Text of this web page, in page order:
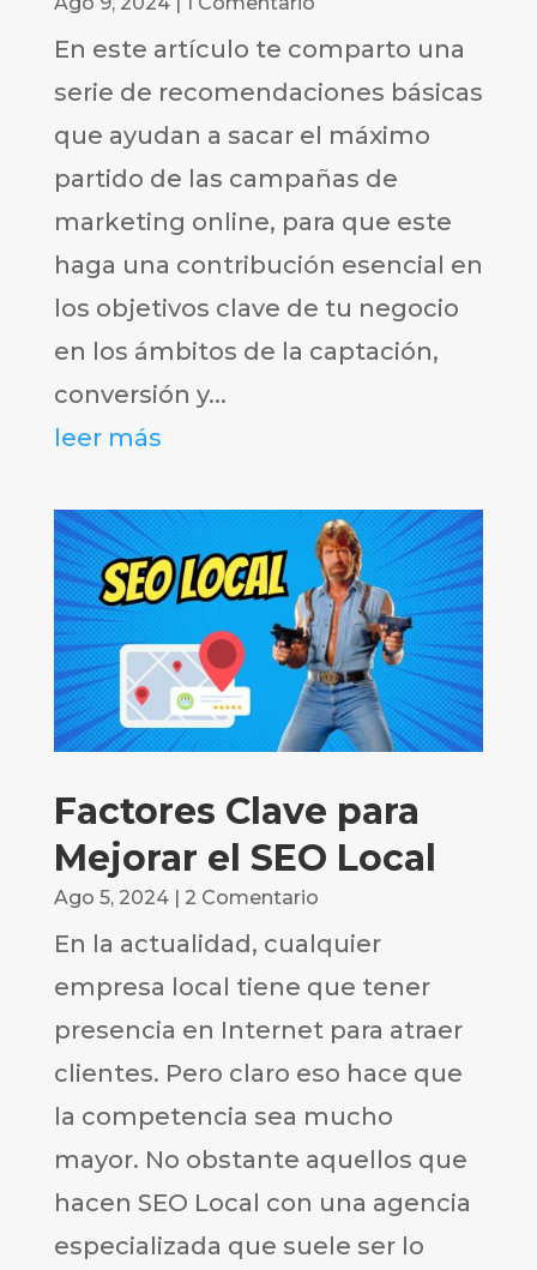
En este artículo te comparto una
serie de recomendaciones básicas
que ayudan a sacar el máximo
partido de las campañas de
marketing online, para que este
haga una contribución esencial en
los objetivos clave de tu negocio
en los ámbitos de la captación,
conversión y...
leer más
Factores Clave para
Mejorar el SEO Local
Ago 5, 2024| 2 Comentario
En la actualidad, cualquier
empresa local tiene que tener
presencia en Internet para atraer
clientes. Pero claro eso hace que
la competencia sea mucho
mayor. No obstante aquellos que
hacen SEO Local con una agencia
especializada que suele ser lo